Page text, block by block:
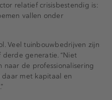
relatief crisisbestendig is:
vallen onder
Veel tuinbouwbedrijven zijn
generatie. “Niet
de professionalisering
met kapitaal en